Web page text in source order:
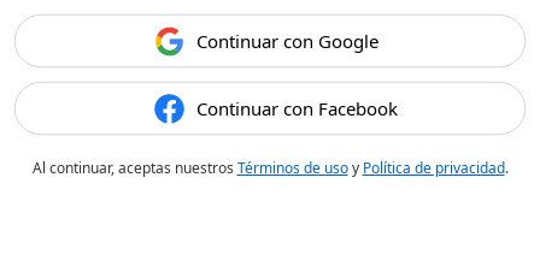
Continuar con Google
Continuar con Facebook
Al continuar, aceptas nuestros Términos de usoy Política de privacidad.